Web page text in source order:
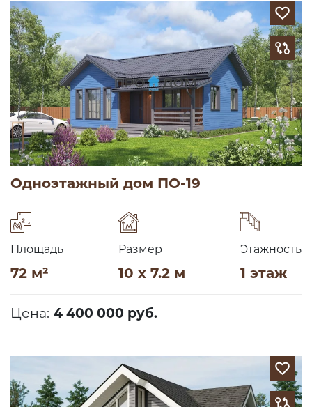
Одноэтажный дом ПО-19
Площадь
72 м²
Размер
10 x 7.2 м
Этажность
1 этаж
Цена: 4 400 000 руб.